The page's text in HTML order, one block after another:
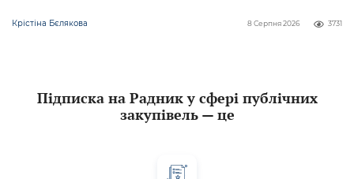
Крістіна Бєлякова 3731
8 Серпня 2026
Підписка на Радник у сфері публічних
закупівель — це